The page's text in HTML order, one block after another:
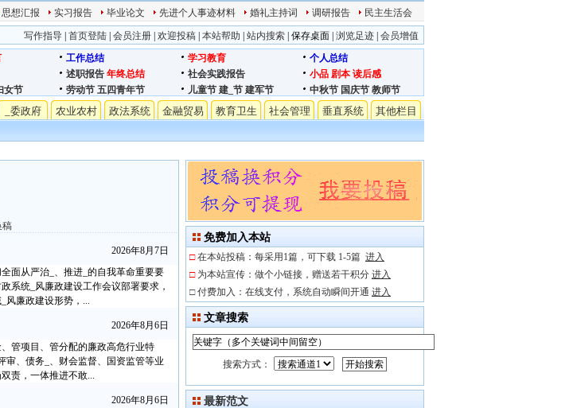
思想汇报 实习报告 毕业论文 先进个人事迹材料 婚礼主持词 调研报告 民主生活会
写作指导 首页登陆 会员注册 欢迎投稿 本站帮助 站内搜索 保存桌面 浏览足迹 会员增值
工作总结 学习教育
个人总结
述职报告 年终总结 社会实践报告 小品 剧本 读后感
女节 劳动节 五四青年节 儿童节 建_节 建军节 中秋节 国庆节 教师节
_委政府 农业农村 政法系统 金融贸易 教育卫生 社会管理 垂直系统 其他栏目
稿
2026年8月7日
面从严治_、推进_的自我革命重要要
系统_风廉政建设工作会议部署要求，
风廉政建设形势，...
2026年8月6日
管项目、管分配的廉政高危行业特
审、债务_、财会监督、国资监管等业
责，一体推进不敢...
2026年8月6日
免费加入本站
□ 在本站投稿：每采用1篇，可下载 1-5篇 进入
□ 为本站宣传：做个小链接，赠送若干积分 进入
□ 付费加入：在线支付，系统自动瞬间开通 进入
文章搜索
搜索方式：
最新范文